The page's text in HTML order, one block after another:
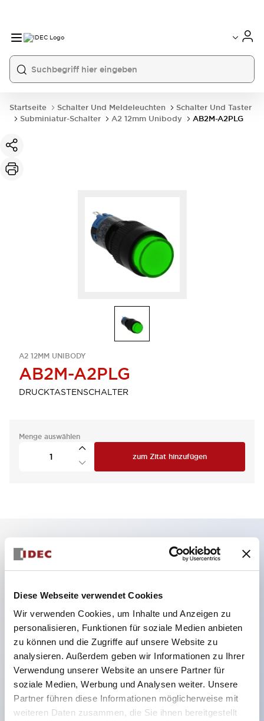
Diese Webseite verwendet Cookies
Wir verwenden Cookies, um Inhalte und Anzeigen zu
personalisieren, Funktionen für soziale Medien anbieten
zu können und die Zugriffe auf unsere Website zu
analysieren. Außerdem geben wir Informationen zu Ihrer
Verwendung unserer Website an unsere Partner für
soziale Medien, Werbung und Analysen weiter. Unsere
Partner führen diese Informationen möglicherweise mit
weiteren Daten zusammen, die Sie ihnen bereitgestellt
Startseite Schalter Und Meldeleuchten
Schalter Und Taster
Subminiatur-Schalter
A2 12mm Unibody AB2M-A2PLG
A2 12MM UNIBODY
AB2M-A2PLG
DRUCKTASTENSCHALTER
Menge auswählen
zum Zitat hinzufügen
Hauptmerkmale
Schutzart IP40 und IP65 komplett (IEC 60529)
Verbesserte Bedienbarkeit durch
Rückwärtsterminal-System, flache Anschlussfläche
einheitlich bei allen Serien mit einem Gehäuselänge
von 22 mm.
UL- und CSA-zertifiziert